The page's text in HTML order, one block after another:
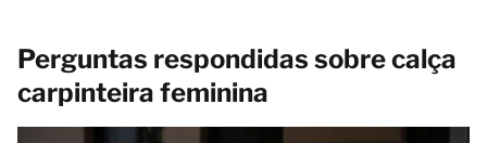
Perguntas respondidas sobre calça
carpinteira feminina